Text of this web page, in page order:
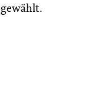
gewählt.